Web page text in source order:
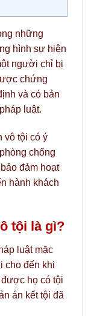
những
hình sự hiện
người chỉ bị
chứng
và có bản
luật.
vô tội có ý
chống
đảm hoạt
hành khách
tội là gì?
luật mặc
cho đến khi
họ có tội
án kết tội đã